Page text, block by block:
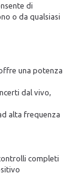
di
o da qualsiasi
una potenza
dal vivo,
alta frequenza
completi